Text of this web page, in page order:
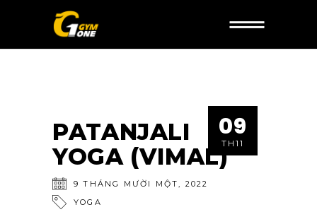
09
TH11
PATANJALI
YOGA (VIMAL)
9 THÁNG MƯỜI MỘT, 2022
YOGA